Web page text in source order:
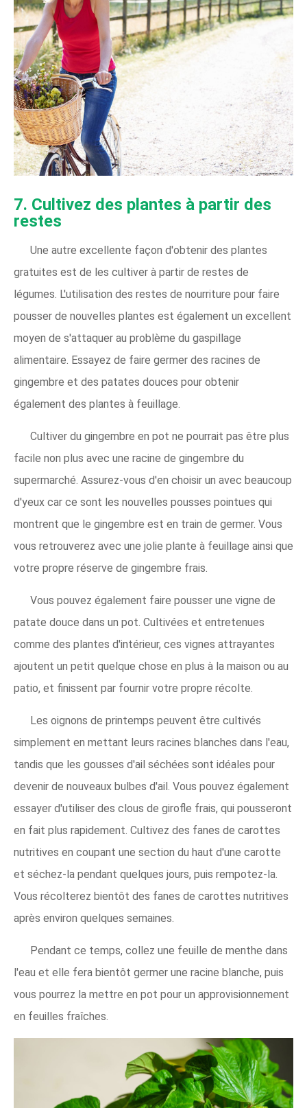
7. Cultivez des plantes à partir des
restes
Une autre excellente façon d'obtenir des plantes
gratuites est de les cultiver à partir de restes de
légumes. L'utilisation des restes de nourriture pour faire
pousser de nouvelles plantes est également un excellent
moyen de s'attaquer au problème du gaspillage
alimentaire. Essayez de faire germer des racines de
gingembre et des patates douces pour obtenir
également des plantes à feuillage.
Cultiver du gingembre en pot ne pourrait pas être plus
facile non plus avec une racine de gingembre du
supermarché. Assurez-vous d'en choisir un avec beaucoup
d'yeux car ce sont les nouvelles pousses pointues qui
montrent que le gingembre est en train de germer. Vous
vous retrouverez avec une jolie plante à feuillage ainsi que
votre propre réserve de gingembre frais.
Vous pouvez également faire pousser une vigne de
patate douce dans un pot. Cultivées et entretenues
comme des plantes d'intérieur, ces vignes attrayantes
ajoutent un petit quelque chose en plus à la maison ou au
patio, et finissent par fournir votre propre récolte.
Les oignons de printemps peuvent être cultivés
simplement en mettant leurs racines blanches dans l'eau,
tandis que les gousses d'ail séchées sont idéales pour
devenir de nouveaux bulbes d'ail. Vous pouvez également
essayer d'utiliser des clous de girofle frais, qui pousseront
en fait plus rapidement. Cultivez des fanes de carottes
nutritives en coupant une section du haut d'une carotte
et séchez-la pendant quelques jours, puis rempotez-la.
Vous récolterez bientôt des fanes de carottes nutritives
après environ quelques semaines.
Pendant ce temps, collez une feuille de menthe dans
l'eau et elle fera bientôt germer une racine blanche, puis
vous pourrez la mettre en pot pour un approvisionnement
en feuilles fraîches.